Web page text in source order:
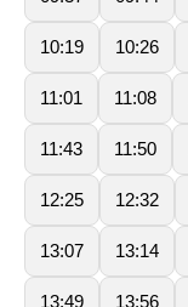
10:19 10:26
11:01 11:08
11:43 11:50
12:25 12:32
13:07 13:14
13:49 13:56